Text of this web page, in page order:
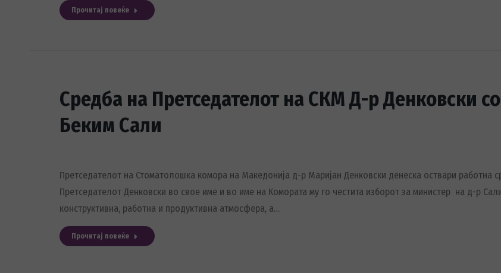
Прочитај повеќе
Средба на Претседателот на СКМ Д-р Денковски
Беким Сали
Претседателот на Стоматолошка комора на Македонија д-р Маријан Денковски денеска оствари работна
Претседателот Денковски во свое име и во име на Комората му го честита изборот за министер на д-р
конструктивна, работна и продуктивна атмосфера, а…
Прочитај повеќе